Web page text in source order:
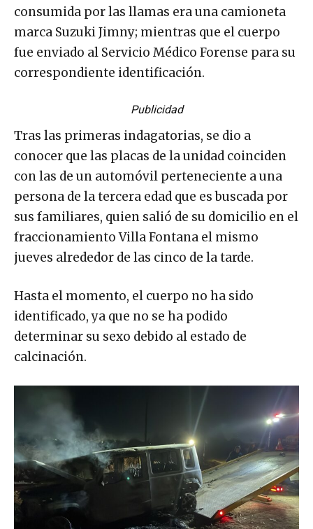
consumida por las llamas era una camioneta
marca Suzuki Jimny; mientras que el cuerpo
fue enviado al Servicio Médico Forense para su
correspondiente identificación.
Publicidad
Tras las primeras indagatorias, se dio a
conocer que las placas de la unidad coinciden
con las de un automóvil perteneciente a una
persona de la tercera edad que es buscada por
sus familiares, quien salió de su domicilio en el
fraccionamiento Villa Fontana el mismo
jueves alrededor de las cinco de la tarde.
Hasta el momento, el cuerpo no ha sido
identificado, ya que no se ha podido
determinar su sexo debido al estado de
calcinación.